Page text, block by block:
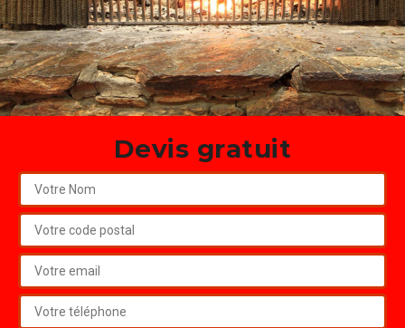
Devis gratuit